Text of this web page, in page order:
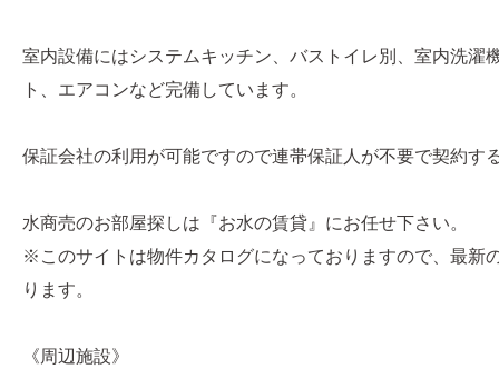
室内設備にはシステムキッチン、バストイレ別、室内洗濯
ト、エアコンなど完備しています。
保証会社の利用が可能ですので連帯保証人が不要で契約す
水商売のお部屋探しは『お水の賃貸』にお任せ下さい。
※このサイトは物件カタログになっておりますので、最新
ります。
《周辺施設》